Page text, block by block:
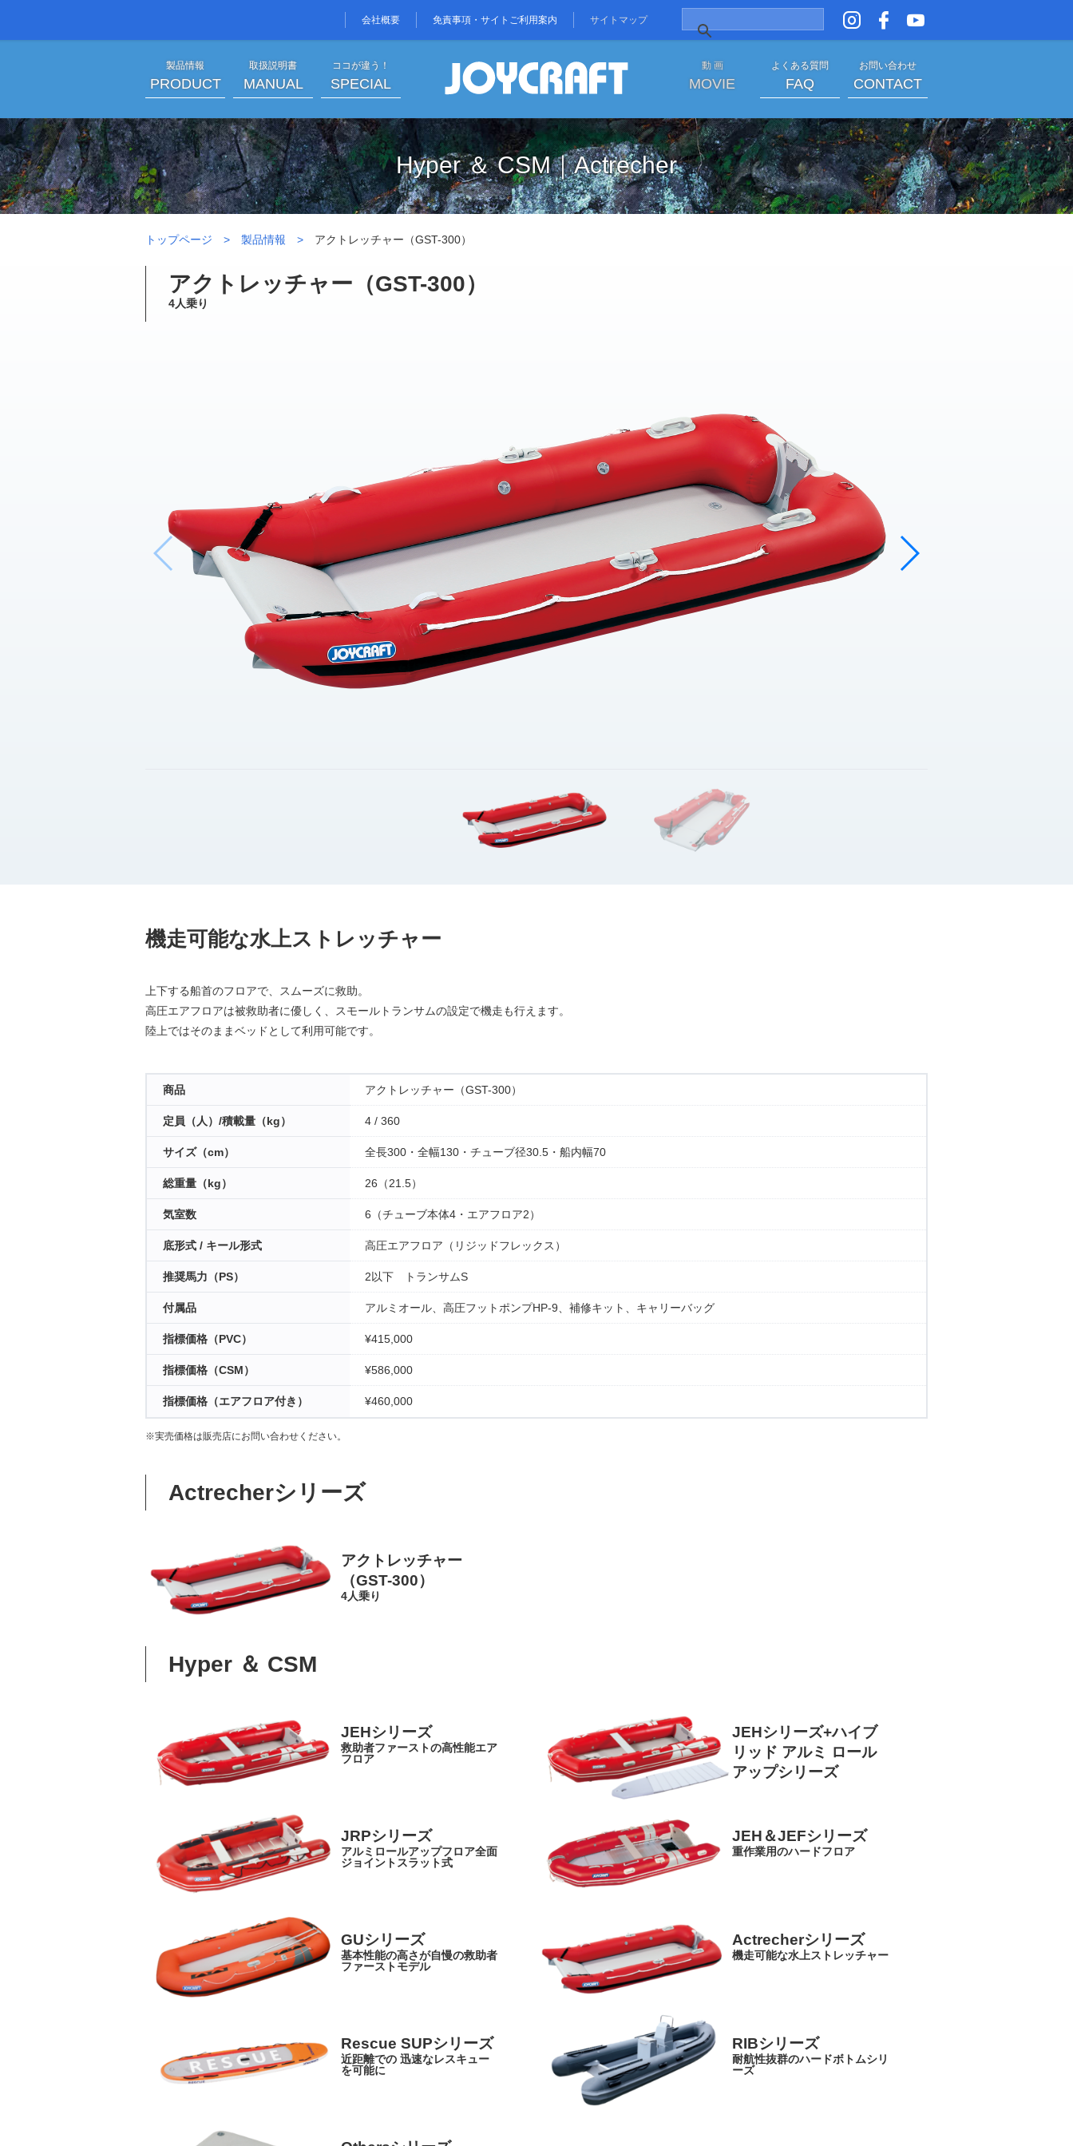
製品情報
PRODUCT
取扱説明書
MANUAL
ココが違う！
SPECIAL
動 画
MOVIE
よくある質問
FAQ
お問い合わせ
CONTACT
会社概要 免責事項・サイトご利用案内 サイトマップ
Hyper ＆ CSM｜Actrecher
トップページ 製品情報 アクトレッチャー（GST-300）
アクトレッチャー（GST-300）
4人乗り
機走可能な水上ストレッチャー
上下する船首のフロアで、スムーズに救助。
高圧エアフロアは被救助者に優しく、スモールトランサムの設定で機走も行えます。
陸上ではそのままベッドとして利用可能です。
商品 アクトレッチャー（GST-300）
定員（人）/積載量（kg） 4 / 360
サイズ（cm） 全長300・全幅130・チューブ径30.5・船内幅70
総重量（kg） 26（21.5）
気室数 6（チューブ本体4・エアフロア2）
底形式 / キール形式 高圧エアフロア（リジッドフレックス）
推奨馬力（PS） 2以下 トランサムS
付属品 アルミオール、高圧フットポンプHP-9、補修キット、キャリーバッグ
指標価格（PVC） ¥415,000
指標価格（CSM） ¥586,000
指標価格（エアフロア付き） ¥460,000
※実売価格は販売店にお問い合わせください。
Actrecherシリーズ
アクトレッチャー
（GST-300）
4人乗り
Hyper ＆ CSM
JEHシリーズ
救助者ファーストの高性能エア
フロア
JEHシリーズ+ハイブ
リッド アルミ ロール
アップシリーズ
JRPシリーズ
アルミロールアップフロア全面
ジョイントスラット式
JEH＆JEFシリーズ
重作業用のハードフロア
GUシリーズ
基本性能の高さが自慢の救助者
ファーストモデル
Actrecherシリーズ
機走可能な水上ストレッチャー
Rescue SUPシリーズ
近距離での 迅速なレスキュー
を可能に
RIBシリーズ
耐航性抜群のハードボトムシリ
ーズ